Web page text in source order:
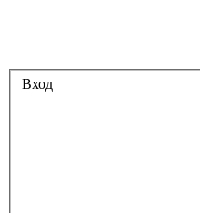
Вход